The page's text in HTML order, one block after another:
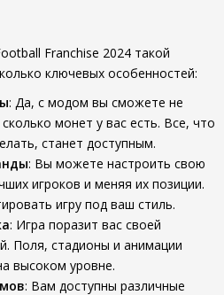
Franchise 2024 такой
ключевых особенностей:
: Да, с модом вы сможете не
монет у вас есть. Все, что
станет доступным.
: Вы можете настроить свою
игроков и меняя их позиции.
игру под ваш стиль.
: Игра поразит вас своей
Поля, стадионы и анимации
высоком уровне.
: Вам доступны различные